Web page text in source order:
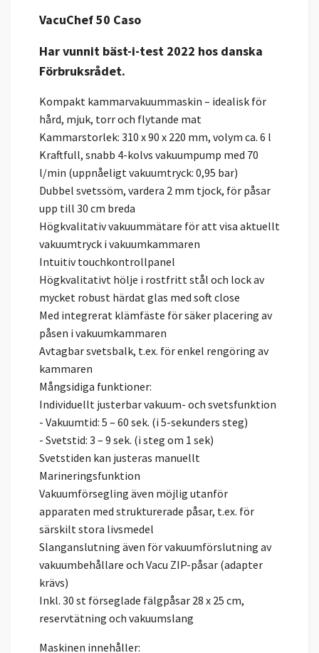
VacuChef 50 Caso
Har vunnit bäst-i-test 2022 hos danska
Förbruksrådet.
Kompakt kammarvakuummaskin – idealisk för
hård, mjuk, torr och flytande mat
Kammarstorlek: 310 x 90 x 220 mm, volym ca. 6 l
Kraftfull, snabb 4-kolvs vakuumpump med 70
l/min (uppnåeligt vakuumtryck: 0,95 bar)
Dubbel svetssöm, vardera 2 mm tjock, för påsar
upp till 30 cm breda
Högkvalitativ vakuummätare för att visa aktuellt
vakuumtryck i vakuumkammaren
Intuitiv touchkontrollpanel
Högkvalitativt hölje i rostfritt stål och lock av
mycket robust härdat glas med soft close
Med integrerat klämfäste för säker placering av
påsen i vakuumkammaren
Avtagbar svetsbalk, t.ex. för enkel rengöring av
kammaren
Mångsidiga funktioner:
Individuellt justerbar vakuum- och svetsfunktion
- Vakuumtid: 5 – 60 sek. (i 5-sekunders steg)
- Svetstid: 3 – 9 sek. (i steg om 1 sek)
Svetstiden kan justeras manuellt
Marineringsfunktion
Vakuumförsegling även möjlig utanför
apparaten med strukturerade påsar, t.ex. för
särskilt stora livsmedel
Slanganslutning även för vakuumförslutning av
vakuumbehållare och Vacu ZIP-påsar (adapter
krävs)
Inkl. 30 st förseglade fälgpåsar 28 x 25 cm,
reservtätning och vakuumslang
Maskinen innehåller: